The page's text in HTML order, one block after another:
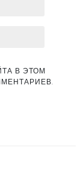
В ЭТОМ